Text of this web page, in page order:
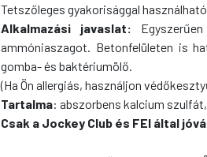
Tetszőleges gyakorisággal használható.
Alkalmazási javaslat:
ammóniaszagot. Betonfelületen is
gomba- és baktériumölő.
(Ha Ön allergiás, használjon
Tartalma: abszorbens kalcium
Csak a Jockey Club és FEI által